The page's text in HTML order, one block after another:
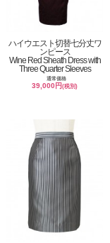
ハイウエスト切替七分丈ワ
ンピース
Wine Red Sheath Dress with
Three Quarter Sleeves
通常価格
39,000円(税別)